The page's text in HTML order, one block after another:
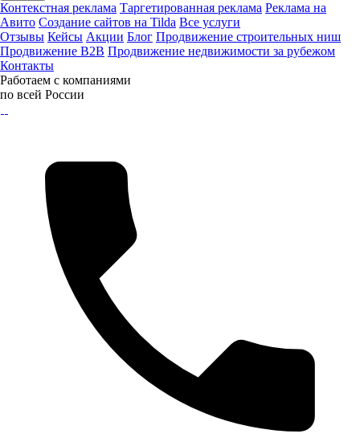
Контекстная реклама Таргетированная реклама Реклама на
Авито Создание сайтов на Tilda Все услуги
Отзывы Кейсы Акции Блог Продвижение строительных ниш
Продвижение B2B Продвижение недвижимости за рубежом
Контакты
Работаем с компаниями
по всей России